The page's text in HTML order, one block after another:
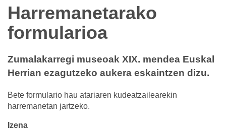
Harremanetarako
formularioa
Zumalakarregi museoak XIX. mendea Euskal
Herrian ezagutzeko aukera eskaintzen dizu.
Bete formulario hau atariaren kudeatzailearekin
harremanetan jartzeko.
Izena